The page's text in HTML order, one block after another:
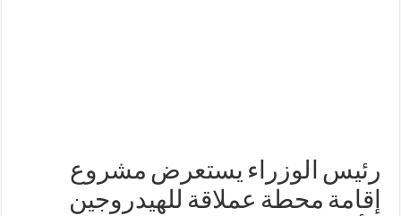
وزير البترول والثروة المعدنية يتفقد استئناف أعمال الحفر بحقل البركة في أسوان بعد توقف منذ عام 2022.. ويؤكد: كامل الاهتمام لوضع صعيد مصر
رئيس الوزراء يستعرض مشروع
إقامة محطة عملاقة للهيدروجين